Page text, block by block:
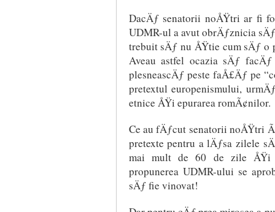
DacÄƒ senatorii noÅŸtri ar fi
UDMR-ul a avut obrÄƒznicia
trebuit sÄƒ nu ÅŸtie cum sÄƒ o
Aveau astfel ocazia sÄƒ
plesneascÄƒ peste faÅ£Äƒ pe
pretextul europenismului,
etnice ÅŸi epurarea romÃ¢nilor.
Ce au fÄƒcut senatorii noÅŸtri
pretexte pentru a lÄƒsa zilele
mai mult de 60 de zile
propunerea UDMR-ului se
sÄƒ fie vinovat!